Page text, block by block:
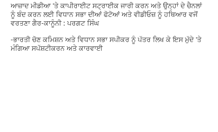
ਆਜ਼ਾਦ ਮੀਡੀਆ 'ਤੇ ਕਾਪੀਰਾਈਟ ਸਟ੍ਰਾਈਕ ਜਾਰੀ ਕਰਨ ਅਤੇ ਉਨ੍ਹਾਂ ਦੇ ਚੈਨਲਾਂ
ਨੂੰ ਬੰਦ ਕਰਨ ਲਈ ਵਿਧਾਨ ਸਭਾ ਦੀਆਂ ਫੋਟੋਆਂ ਅਤੇ ਵੀਡੀਓਜ਼ ਨੂੰ ਹਥਿਆਰ ਵਜੋਂ
ਵਰਤਣਾ ਗੈਰ-ਕਾਨੂੰਨੀ : ਪਰਗਟ ਸਿੰਘ
-ਭਾਰਤੀ ਚੋਣ ਕਮਿਸ਼ਨ ਅਤੇ ਵਿਧਾਨ ਸਭਾ ਸਪੀਕਰ ਨੂੰ ਪੱਤਰ ਲਿਖ ਕੇ ਇਸ ਮੁੱਦੇ 'ਤੇ
ਮੰਗਿਆ ਸਪੱਸ਼ਟੀਕਰਨ ਅਤੇ ਕਾਰਵਾਈ